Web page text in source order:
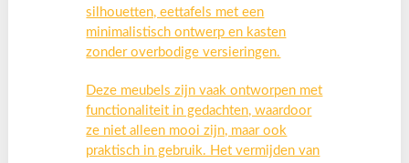
silhouetten, eettafels met een
minimalistisch ontwerp en kasten
zonder overbodige versieringen.
Deze meubels zijn vaak ontworpen met
functionaliteit in gedachten, waardoor
ze niet alleen mooi zijn, maar ook
praktisch in gebruik. Het vermijden van